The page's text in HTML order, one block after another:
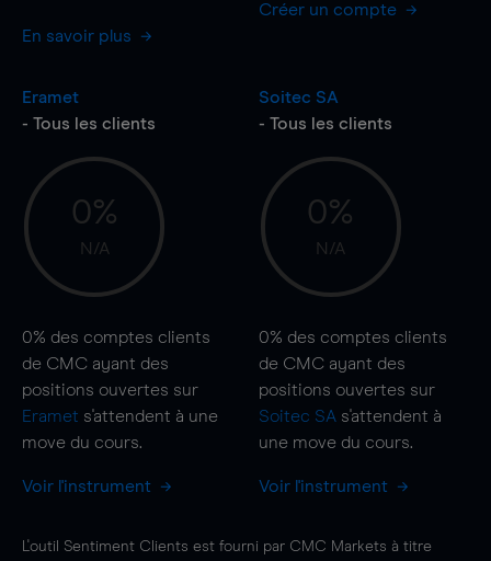
En savoir plus
Créer un compte
Eramet
- Tous les clients
0%
N/A
0% des comptes clients
de CMC ayant des
positions ouvertes sur
Eramet s'attendent à une
move du cours.
Voir l'instrument
Soitec SA
- Tous les clients
0%
N/A
0% des comptes clients
de CMC ayant des
positions ouvertes sur
Soitec SA s'attendent à
une move du cours.
Voir l'instrument
L'outil Sentiment Clients est fourni par CMC Markets à titre